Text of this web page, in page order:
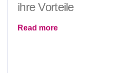
ihre Vorteile
Read more